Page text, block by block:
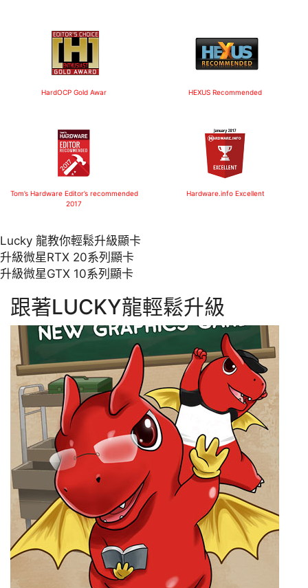
HardOCPGold Awar HEXUS Recommended
Tom’s Hardware Editor’s recommended
2017
Hardware.info Excellent
Lucky 龍教你輕鬆升級顯卡
升級微星RTX 20系列顯卡
升級微星GTX 10系列顯卡
跟著LUCKY龍輕鬆升級